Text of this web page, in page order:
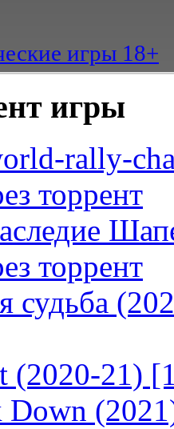
игры 18+
игры
rally-
торрент
торрент
судьба
21)